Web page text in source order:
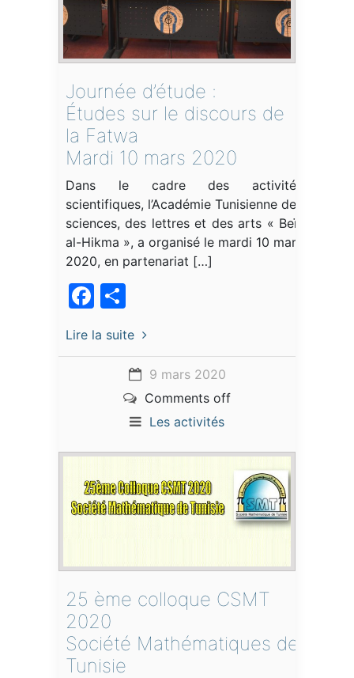
Journée d’étude :
Études sur le discours de
la Fatwa
Mardi 10 mars 2020
Dans le cadre des activités
scientifiques, l’Académie Tunisienne des
sciences, des lettres et des arts « Beït
al-Hikma », a organisé le mardi 10 mars
2020, en partenariat […]
Facebook
Lire la suite
9 mars 2020
Comments off
Les activités
25 ème colloque CSMT
2020
Société Mathématiques de
Tunisie